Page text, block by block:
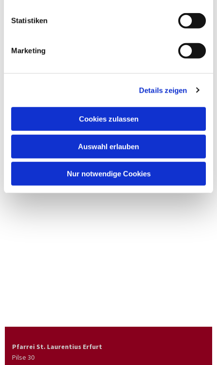
Statistiken
Marketing
Details zeigen
Cookies zulassen
Auswahl erlauben
Nur notwendige Cookies
Dies könnte Sie auch
Pfarrei St. Laurentius Erfurt
Pilse 30